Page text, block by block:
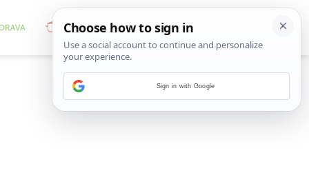
Sign in with Google